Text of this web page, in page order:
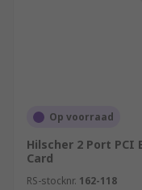
Op voorraad
Hilscher 2 Port PCI
Card
RS-stocknr. 162-118